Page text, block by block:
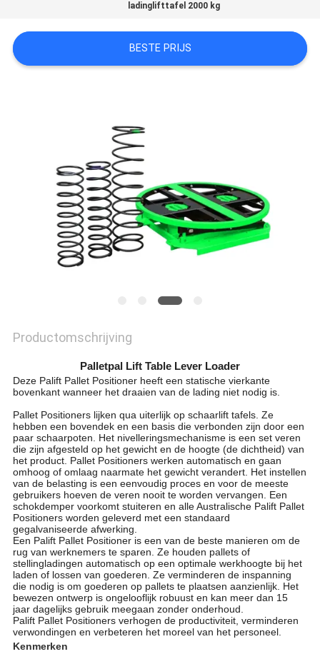
EEN
OFFERTE
PRIVACYBELEID
ladinglifttafel 2000 kg
BESTE PRIJS
Productomschrijving
Palletpal Lift Table Lever Loader
Deze Palift Pallet Positioner heeft een statische vierkante
bovenkant wanneer het draaien van de lading niet nodig is.
Pallet Positioners lijken qua uiterlijk op schaarlift tafels. Ze
hebben een bovendek en een basis die verbonden zijn door een
paar schaarpoten. Het nivelleringsmechanisme is een set veren
die zijn afgesteld op het gewicht en de hoogte (de dichtheid) van
het product. Pallet Positioners werken automatisch en gaan
omhoog of omlaag naarmate het gewicht verandert. Het instellen
van de belasting is een eenvoudig proces en voor de meeste
gebruikers hoeven de veren nooit te worden vervangen. Een
schokdemper voorkomt stuiteren en alle Australische Palift Pallet
Positioners worden geleverd met een standaard
gegalvaniseerde afwerking.
Een Palift Pallet Positioner is een van de beste manieren om de
rug van werknemers te sparen. Ze houden pallets of
stellingladingen automatisch op een optimale werkhoogte bij het
laden of lossen van goederen. Ze verminderen de inspanning
die nodig is om goederen op pallets te plaatsen aanzienlijk. Het
bewezen ontwerp is ongelooflijk robuust en kan meer dan 15
jaar dagelijks gebruik meegaan zonder onderhoud.
Palift Pallet Positioners verhogen de productiviteit, verminderen
verwondingen en verbeteren het moreel van het personeel.
Kenmerken